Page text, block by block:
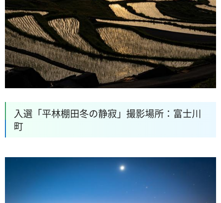
入選「平林棚田冬の静寂」撮影場所：富士川
町